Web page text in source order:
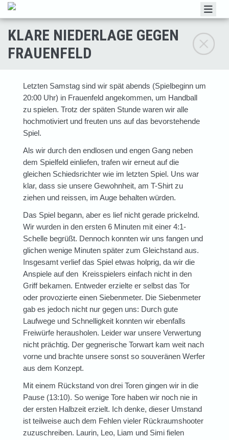
VEREIN
NEWS & SOCIAL MEDIA
HMS
SPONSOREN
LOGIN
KLARE NIEDERLAGE GEGEN
FRAUENFELD
Letzten Samstag sind wir spät abends (Spielbeginn um
20:00 Uhr) in Frauenfeld angekommen, um Handball
zu spielen. Trotz der späten Stunde waren wir alle
hochmotiviert und freuten uns auf das bevorstehende
Spiel.
Als wir durch den endlosen und engen Gang neben
dem Spielfeld einliefen, trafen wir erneut auf die
gleichen Schiedsrichter wie im letzten Spiel. Uns war
klar, dass sie unsere Gewohnheit, am T-Shirt zu
ziehen und reissen, im Auge behalten würden.
Das Spiel begann, aber es lief nicht gerade prickelnd.
Wir wurden in den ersten 6 Minuten mit einer 4:1-
Schelle begrüßt. Dennoch konnten wir uns fangen und
glichen wenige Minuten später zum Gleichstand aus.
Insgesamt verlief das Spiel etwas holprig, da wir die
Anspiele auf den Kreisspielers einfach nicht in den
Griff bekamen. Entweder erzielte er selbst das Tor
oder provozierte einen Siebenmeter. Die Siebenmeter
gab es jedoch nicht nur gegen uns: Durch gute
Laufwege und Schnelligkeit konnten wir ebenfalls
Freiwürfe herausholen. Leider war unsere Verwertung
nicht prächtig. Der gegnerische Torwart kam weit nach
vorne und brachte unsere sonst so souveränen Werfer
aus dem Konzept.
Mit einem Rückstand von drei Toren gingen wir in die
Pause (13:10). So wenige Tore haben wir noch nie in
der ersten Halbzeit erzielt. Ich denke, dieser Umstand
ist teilweise auch dem Fehlen vieler Rückraumshooter
zuzuschreiben. Laurin, Leo, Liam und Simi fielen